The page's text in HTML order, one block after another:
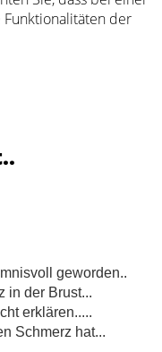
geworden..
in der Brust...
erklären.....
Schmerz hat...
der